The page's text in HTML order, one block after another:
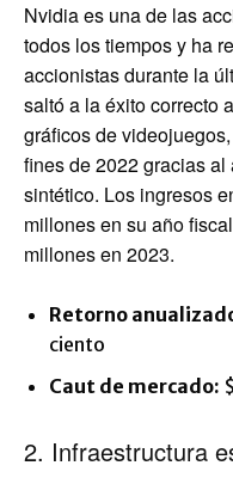
Nvidia es una de las
todos los tiempos y ha
accionistas durante la
saltó a la éxito correcto
gráficos de
fines de 2022 gracias
sintético. Los ingresos
millones en su año
millones en 2023.
Retorno
ciento
Caut de mercado:
2. Infraestructura